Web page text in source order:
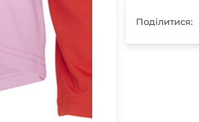
Поділитися: